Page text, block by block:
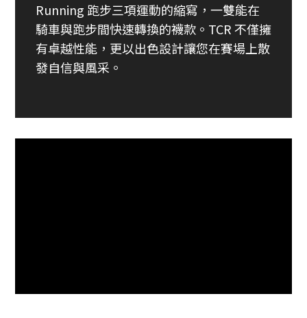
Running 跑步三項運動的縮寫，一雙能在
騎車與跑步間快速轉換的襪款。TCR 不僅擁
有卓越性能，更以出色設計讓您在賽場上散
發自信與風采。